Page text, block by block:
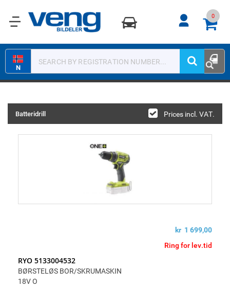
0
0
N
Batteridrill Prices incl. VAT.
kr 1 699,00
Ring for lev.tid
RYO 5133004532
BØRSTELØS BOR/SKRUMASKIN
18V O